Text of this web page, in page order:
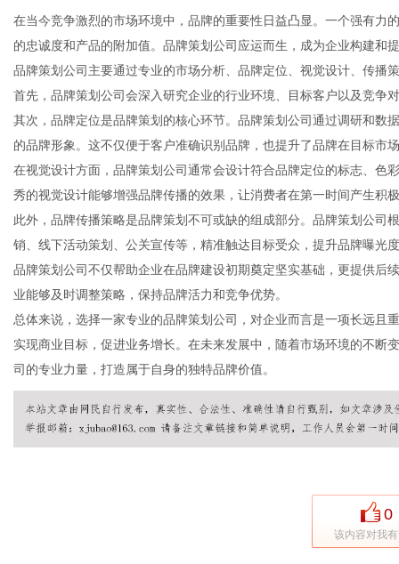
在当今竞争激烈的市场环境中，品牌的重要性日益凸显。一个强有力
的忠诚度和产品的附加值。品牌策划公司应运而生，成为企业构建和
品牌策划公司主要通过专业的市场分析、品牌定位、视觉设计、传播
首先，品牌策划公司会深入研究企业的行业环境、目标客户以及竞争
其次，品牌定位是品牌策划的核心环节。品牌策划公司通过调研和数
的品牌形象。这不仅便于客户准确识别品牌，也提升了品牌在目标市
在视觉设计方面，品牌策划公司通常会设计符合品牌定位的标志、色
秀的视觉设计能够增强品牌传播的效果，让消费者在第一时间产生积
此外，品牌传播策略是品牌策划不可或缺的组成部分。品牌策划公司
销、线下活动策划、公关宣传等，精准触达目标受众，提升品牌曝光
品牌策划公司不仅帮助企业在品牌建设初期奠定坚实基础，更提供后
业能够及时调整策略，保持品牌活力和竞争优势。
总体来说，选择一家专业的品牌策划公司，对企业而言是一项长远且
实现商业目标，促进业务增长。在未来发展中，随着市场环境的不断
司的专业力量，打造属于自身的独特品牌价值。
0
该内容对我